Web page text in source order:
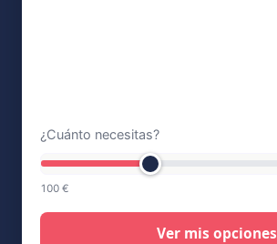
¿Cuánto necesitas?
100 €
Ver mis opciones